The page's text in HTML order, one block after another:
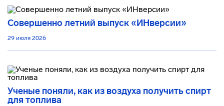
Совершенно летний выпуск «ИНверсии»
29 июля 2026
Ученые поняли, как из воздуха получить спирт
для топлива